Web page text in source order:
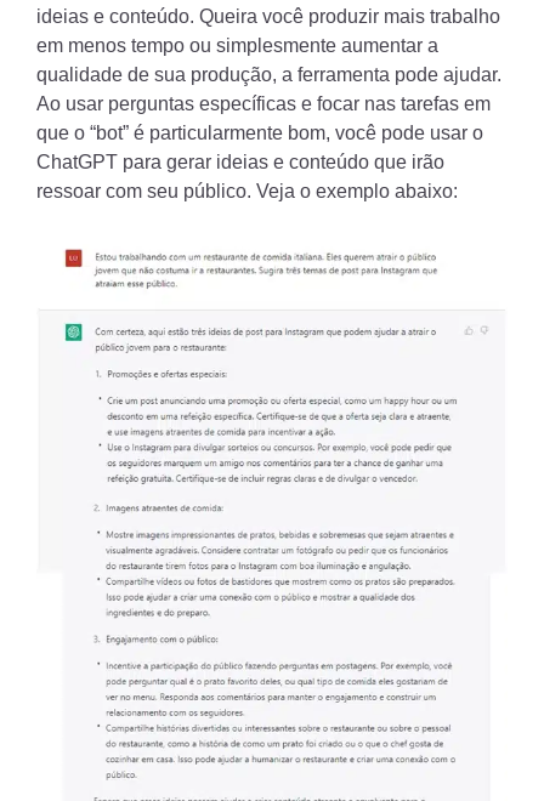
ideias e conteúdo. Queira você produzir mais trabalho
em menos tempo ou simplesmente aumentar a
qualidade de sua produção, a ferramenta pode ajudar.
Ao usar perguntas específicas e focar nas tarefas em
que o “bot” é particularmente bom, você pode usar o
ChatGPT para gerar ideias e conteúdo que irão
ressoar com seu público. Veja o exemplo abaixo: